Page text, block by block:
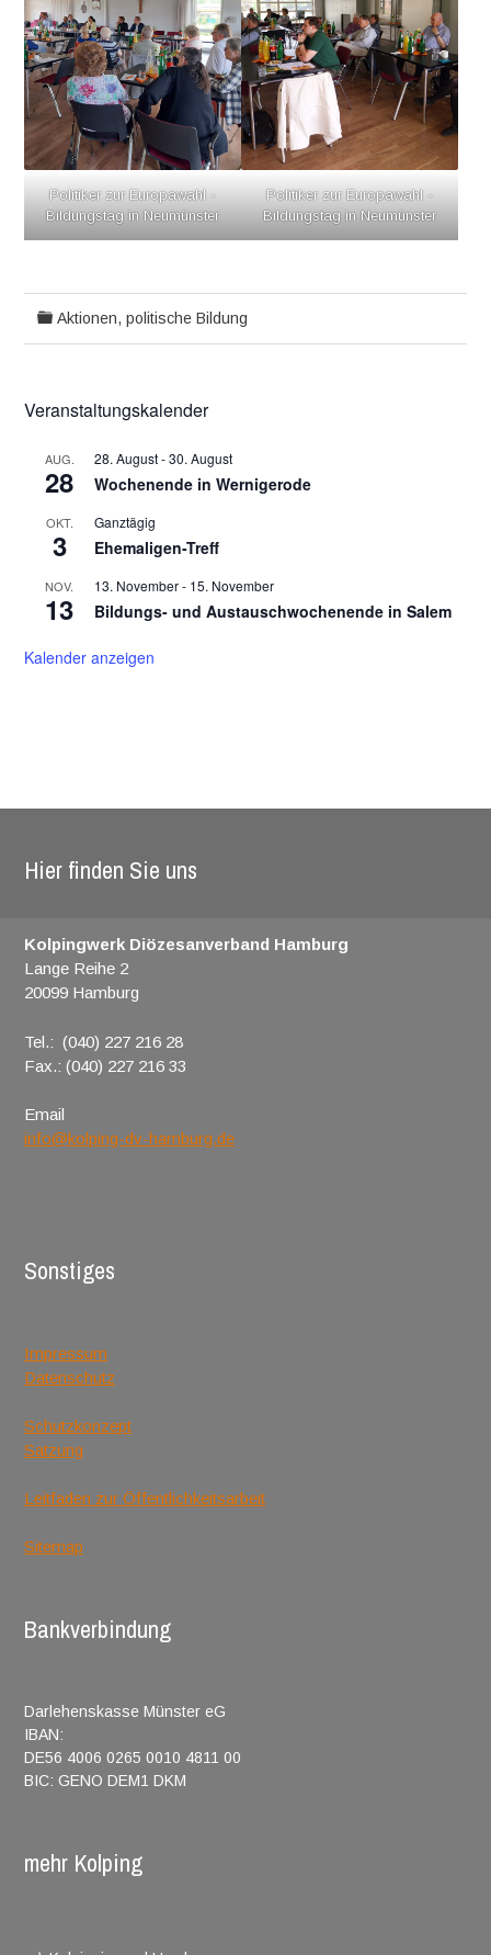
Politiker zur Europawahl -
Bildungstag in Neumünster
Politiker zur Europawahl -
Bildungstag in Neumünster
Aktionen,politische Bildung
Veranstaltungskalender
AUG.
28
28. August-30. August
Wochenende in Wernigerode
OKT.
3
Ganztägig
Ehemaligen-Treff
NOV.
13
13. November- 15. November
Bildungs- und Austauschwochenende in Salem
Kalender anzeigen
Hier finden Sie uns
Kolpingwerk Diözesanverband Hamburg
Lange Reihe 2
20099 Hamburg
Tel.: (040) 227 216 28
Fax.: (040) 227 216 33
Email
info@kolping-dv-hamburg.de
Sonstiges
Impressum
Datenschutz
Schutzkonzept
Satzung
Leitfaden zur Öffentlichkeitsarbeit
Sitemap
Bankverbindung
Darlehenskasse Münster eG
IBAN:
DE56 4006 0265 0010 4811 00
BIC: GENO DEM1 DKM
mehr Kolping